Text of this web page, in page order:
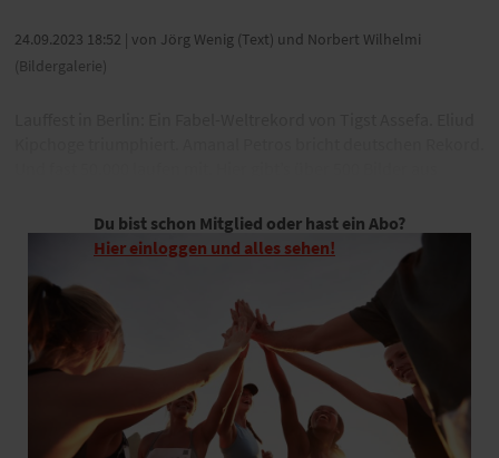
24.09.2023 18:52 | von Jörg Wenig (Text) und Norbert Wilhelmi
(Bildergalerie)
Du bist schon Mitglied oder hast ein Abo?
Hier einloggen und alles sehen!